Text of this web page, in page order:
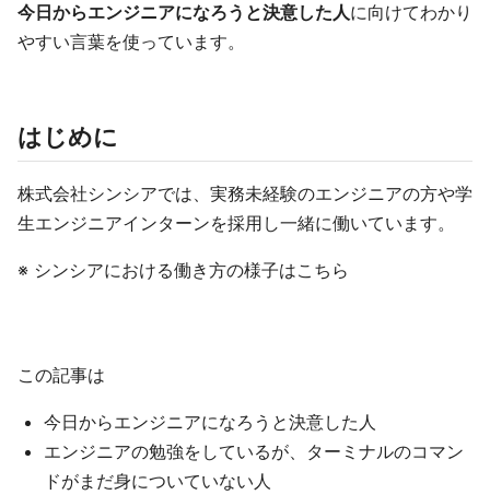
今日からエンジニアになろうと決意した人に向けてわかり
やすい言葉を使っています。
はじめに
株式会社シンシアでは、実務未経験のエンジニアの方や学
生エンジニアインターンを採用し一緒に働いています。
※ シンシアにおける働き方の様子はこちら
この記事は
今日からエンジニアになろうと決意した人
エンジニアの勉強をしているが、ターミナルのコマン
ドがまだ身についていない人